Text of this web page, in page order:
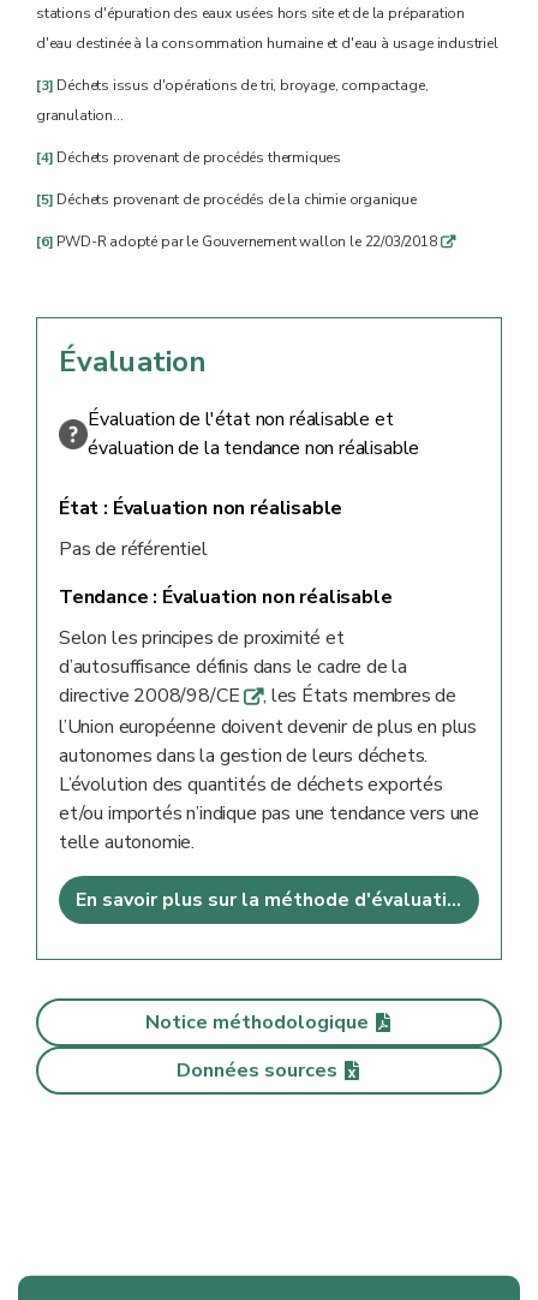
stations d'épuration des eaux usées hors site et de la préparation
d'eau destinée à la consommation humaine et d'eau à usage industriel
[3] Déchets issus d'opérations de tri, broyage, compactage,
granulation...
[4] Déchets provenant de procédés thermiques
[5] Déchets provenant de procédés de la chimie organique
[6] PWD-R adopté par le Gouvernement wallon le 22/03/2018 q
Évaluation
Évaluation de l'état non réalisable et
évaluation de la tendance non réalisable
État : Évaluation non réalisable
Pas de référentiel
Tendance : Évaluation non réalisable
Selon les principes de proximité et
d’autosuffisance définis dans le cadre de la
directive 2008/98/CEq, les États membres de
l’Union européenne doivent devenir de plus en plus
autonomes dans la gestion de leurs déchets.
L’évolution des quantités de déchets exportés
et/ou importés n’indique pas une tendance vers une
telle autonomie.
En savoir plus sur la méthode d'évaluation
Notice méthodologique
Données sources